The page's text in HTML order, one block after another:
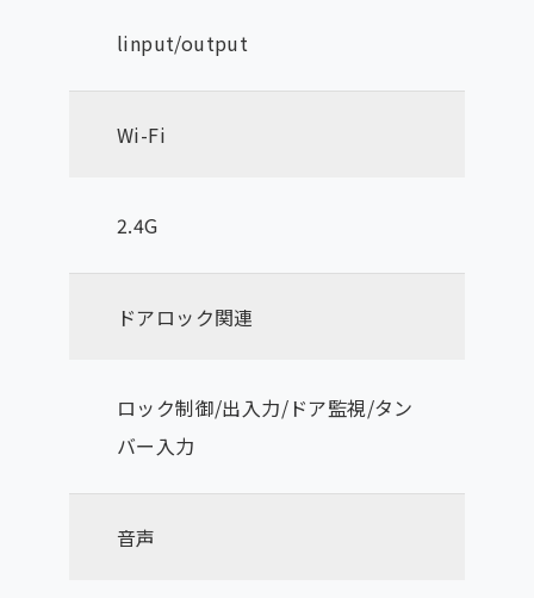
linput/output
Wi-Fi
2.4G
ドアロック関連
ロック制御/出入力/ドア監視/タン
バー入力
音声